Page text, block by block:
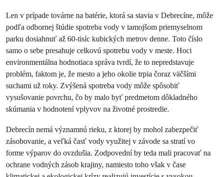
Len v prípade továrne na batérie, ktorá sa stavia v Debrecíne, môže
podľa odbornej štúdie spotreba vody v tamojšom priemyselnom
parku dosiahnuť až 60-tisíc kubických metrov denne. Toto číslo
samo o sebe presahuje celkovú spotrebu vody v meste. Hoci
environmentálna hodnotiaca správa tvrdí, že to nepredstavuje
problém, faktom je, že mesto a jeho okolie trpia čoraz väčšími
suchami už roky. Zvýšená spotreba vody môže spôsobiť
vysušovanie povrchu, čo by malo byť predmetom dôkladného
skúmania v hodnotení vplyvov na životné prostredie.
Debrecín nemá významnú rieku, z ktorej by mohol zabezpečiť
zásobovanie, a veľká časť vody využitej v závode sa stratí vo
forme výparov do ovzdušia. Zodpovední by teda mali pracovať na
ochrane vodných zásob krajiny, namiesto toho však v čase